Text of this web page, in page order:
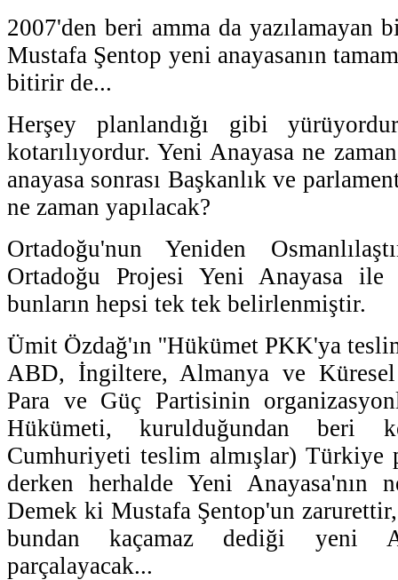
2007'den beri amma da yazılamayan
Mustafa Şentop yeni anayasanın
bitirir de...
Herşey planlandığı gibi
kotarılıyordur. Yeni Anayasa ne
anayasa sonrası Başkanlık ve
ne zaman yapılacak?
Ortadoğu'nun Yeniden
Ortadoğu Projesi Yeni Anayasa ile
bunların hepsi tek tek belirlenmiştir.
Ümit Özdağ'ın ''Hükümet PKK'ya
ABD, İngiltere, Almanya ve Küresel
Para ve Güç Partisinin
Hükümeti, kurulduğundan beri
Cumhuriyeti teslim almışlar) Türkiye
derken herhalde Yeni Anayasa'nın
Demek ki Mustafa Şentop'un
bundan kaçamaz dediği yeni
parçalayacak...